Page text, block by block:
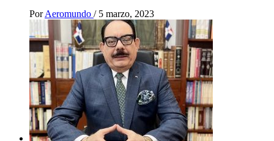
Por Aeromundo / 5 marzo, 2023